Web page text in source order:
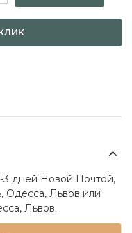
3 дней Новой Почтой,
Одесса, Львов или
Львов.